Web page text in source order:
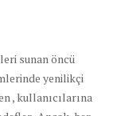
sunan öncü
yenilikçi
, kullanıcılarına